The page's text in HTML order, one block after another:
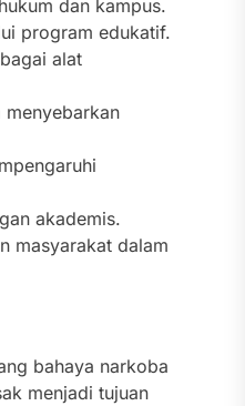
dan kampus.
program edukatif.
alat
menyebarkan
akademis.
masyarakat dalam
bahaya narkoba
menjadi tujuan